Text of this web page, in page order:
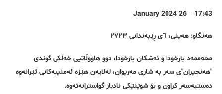
17:43 – 26 January 2024
هەنگاو: هەینی، ٦ی ڕێبەندانی ٢٧٢٣
محەممەد بارخودا و ئەشکان بارخودا، دوو هاووڵاتیی خەڵکی گوندی
"هەنجیران"ی سەر بە شاری مەریوان، لەلایەن هێزە ئەمنییەکانی ئێرانەوە
دەستبەسەر کراون و بۆ شوێنێکی نادیار گواسترانەتەوە.